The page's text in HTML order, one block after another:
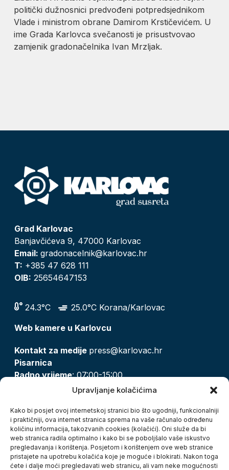
Upravljanje kolačićima
Kako bi posjet ovoj internetskoj stranici bio što ugodniji, funkcionalniji
i praktičniji, ova internet stranica sprema na vaše računalo određenu
količinu informacija, takozvanih cookies (kolačići). Oni služe da bi
web stranica radila optimalno i kako bi se poboljšalo vaše iskustvo
pregledavanja i korištenja. Posjetom i korištenjem ove web stranice
pristajete na upotrebu kolačića koje je moguće i blokirati. Nakon toga
ćete i dalje moći pregledavati web stranicu, ali vam neke mogućnosti
politički dužnosnici predvođeni potpredsjednikom
Vlade i ministrom obrane Damirom Krstičevićem. U
ime Grada Karlovca svečanosti je prisustvovao
zamjenik gradonačelnika Ivan Mrzljak.
Grad Karlovac
Banjavčićeva 9, 47000 Karlovac
Email: gradonacelnik@karlovac.hr
T: +385 47 628 111
OIB: 25654647153
24.3°C
25.0°C Korana/Karlovac
Web kamere u Karlovcu
Kontakt za medije press@karlovac.hr
Pisarnica
Radno vrijeme: 07:00-15:00
pisarnica@karlovac.hr
Zaštita osobnih podataka
Pristup informacijama
Kolačići